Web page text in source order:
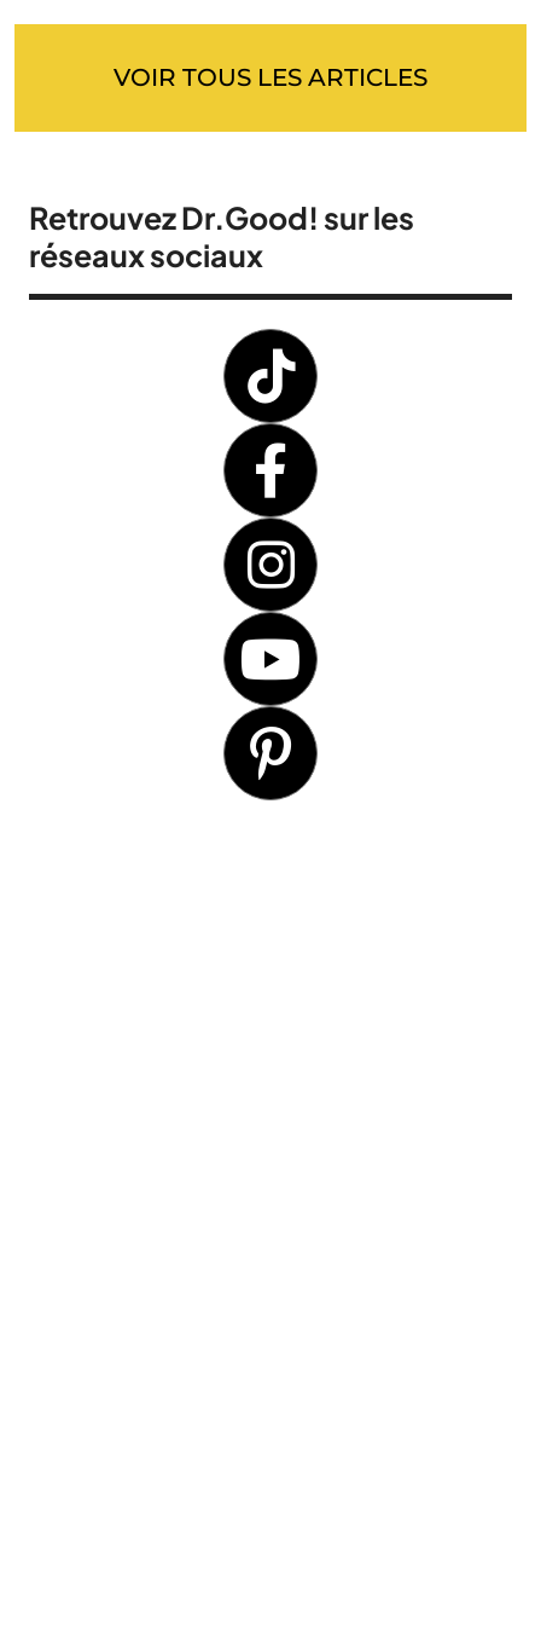
VOIR TOUS LES ARTICLES
Retrouvez Dr.Good! sur les
réseaux sociaux